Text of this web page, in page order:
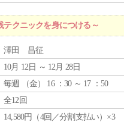
クニックを身につける～
澤田 昌征
10月 12日 ～ 12月 28日
毎週 （金） 16 ：30 ～ 17 ：50
全12回
14,580円（4回／分割支払い）×3